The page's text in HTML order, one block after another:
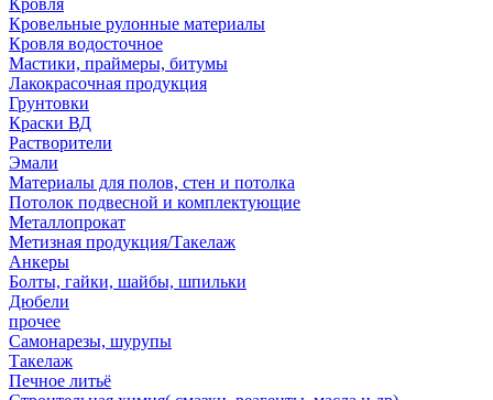
Кровля
Кровельные рулонные материалы
Кровля водосточное
Мастики, праймеры, битумы
Лакокрасочная продукция
Грунтовки
Краски ВД
Растворители
Эмали
Материалы для полов, стен и потолка
Потолок подвесной и комплектующие
Металлопрокат
Метизная продукция/Такелаж
Анкеры
Болты, гайки, шайбы, шпильки
Дюбели
прочее
Самонарезы, шурупы
Такелаж
Печное литьё